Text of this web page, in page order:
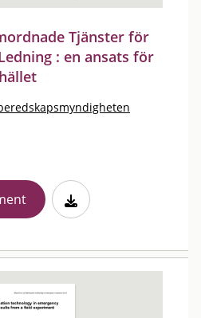
Tjänster för
: en ansats för